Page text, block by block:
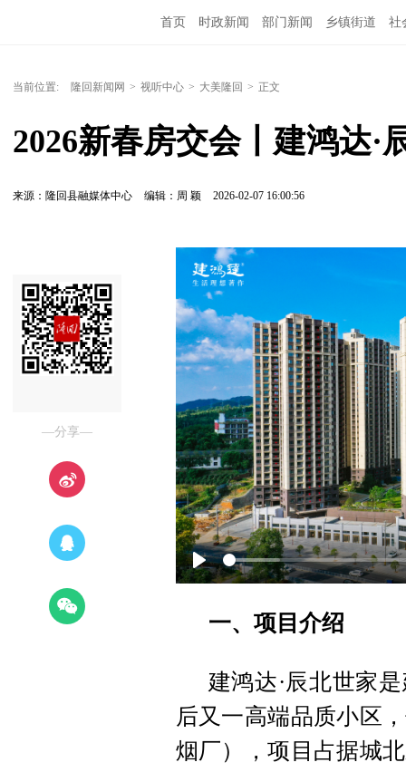
首页 时政新闻 部门新闻 乡镇街道 社
当前位置: 隆回新闻网 > 视听中心 > 大美隆回 > 正文
2026新春房交会丨建鸿达·
来源：隆回县融媒体中心 编辑：周 颖 2026-02-07 16:00:56
—分享—
Play
一、项目介绍
建鸿达·辰北世家
后又一高端品质小区
烟厂），项目占据城